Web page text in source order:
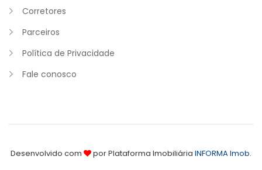
Corretores
Parceiros
Política de Privacidade
Fale conosco
Desenvolvido com por Plataforma Imobiliária INFORMA Imob.